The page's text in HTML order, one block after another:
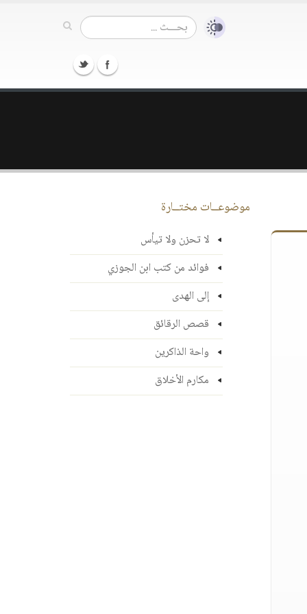
موضوعــات مختــارة
لا تحزن ولا تيأس
فوائد من كتب ابن الجوزي
إلى الهدى
قصص الرقائق
واحة الذاكرين
مكارم الأخلاق